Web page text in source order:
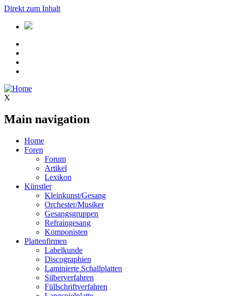
Direkt zum Inhalt
X
Main navigation
Home
Foren
Forum
Artikel
Lexikon
Künstler
Kleinkunst/Gesang
Orchester/Musiker
Gesangsgruppen
Refraingesang
Komponisten
Plattenfirmen
Labelkunde
Discographien
Laminierte Schallplatten
Silberverfahren
Füllschriftverfahren